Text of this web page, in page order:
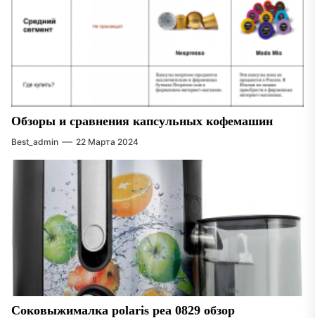
Обзоры и сравнения капсульных кофемашин
Best_admin 22 Марта 2024
Соковыжималка polaris pea 0829 обзор